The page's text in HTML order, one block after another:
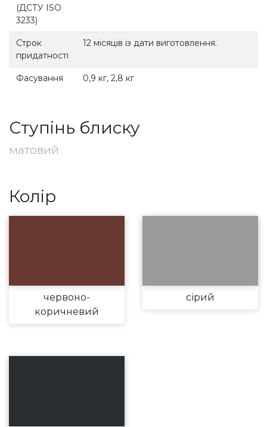
(ДСТУ ISO
3233)
Строк
придатності
12 місяців із дати виготовлення.
Фасування 0,9 кг, 2,8 кг
Ступінь блиску
матовий
Колір
червоно-
коричневий
сірий